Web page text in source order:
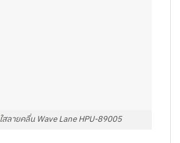
ลายคลื่น Wave Lane HPU-89005